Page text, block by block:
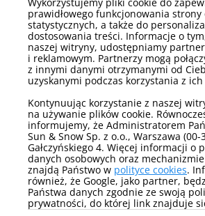
Pokaż więcej
Łóżka - szczegóły
rozkładana sofa
dwuosobowa łóżko
Pokaż więcej
Media
telewizor
TV kablowa/satelitarna
Pokaż więcej
prawidłowego funkcjonowania strony
statystycznych, a także do
dostosowania treści. Informacje o
naszej witryny, udostępniamy
i reklamowym. Partnerzy mogą
z innymi danymi otrzymanymi od
uzyskanymi podczas korzystania z ich
Kontynuując korzystanie z naszej
na używanie plików cookie.
informujemy, że Administratorem
Sun & Snow Sp. z o.o., Warszawa (00-
Gałczyńskiego 4. Więcej informacji o
danych osobowych oraz
znajdą Państwo w polityce cookies.
również, że Google, jako partner,
Państwa danych zgodnie ze swoją
prywatności, do której link znajduje